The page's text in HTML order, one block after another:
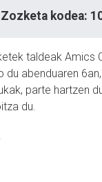
Zozketa kodea:
taldeak Amics
abenduaren
parte hartzen
du.